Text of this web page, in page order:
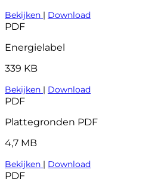
Bekijken | Download
PDF
Energielabel
339 KB
Bekijken | Download
PDF
Plattegronden PDF
4,7 MB
Bekijken | Download
PDF